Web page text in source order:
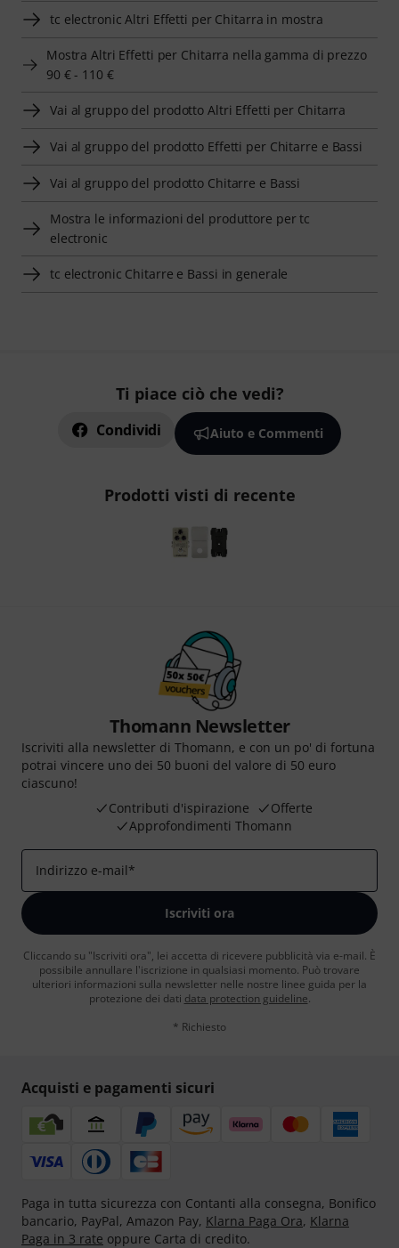
tc electronic Altri Effetti per Chitarra in mostra
Mostra Altri Effetti per Chitarra nella gamma di prezzo
90 € - 110 €
Vai al gruppo del prodotto Altri Effetti per Chitarra
Vai al gruppo del prodotto Effetti per Chitarre e Bassi
Vai al gruppo del prodotto Chitarre e Bassi
Mostra le informazioni del produttore per tc
electronic
tc electronic Chitarre e Bassi in generale
Ti piace ciò che vedi?
Condividi Aiuto e Commenti
Prodotti visti di recente
Thomann Newsletter
Iscriviti alla newsletter di Thomann, e con un po' di fortuna
potrai vincere uno dei 50 buoni del valore di 50 euro
ciascuno!
Contributi d'ispirazione
Offerte
Approfondimenti Thomann
Indirizzo e-mail*
Iscriviti ora
Cliccando su "Iscriviti ora", lei accetta di ricevere pubblicità via e-mail. È
possibile annullare l'iscrizione in qualsiasi momento. Può trovare
ulteriori informazioni sulla newsletter nelle nostre linee guida per la
protezione dei dati data protection guideline.
* Richiesto
Acquisti e pagamenti sicuri
Paga in tutta sicurezza con Contanti alla consegna, Bonifico
bancario, PayPal, Amazon Pay, Klarna Paga Ora, Klarna
Paga in 3 rate oppure Carta di credito.